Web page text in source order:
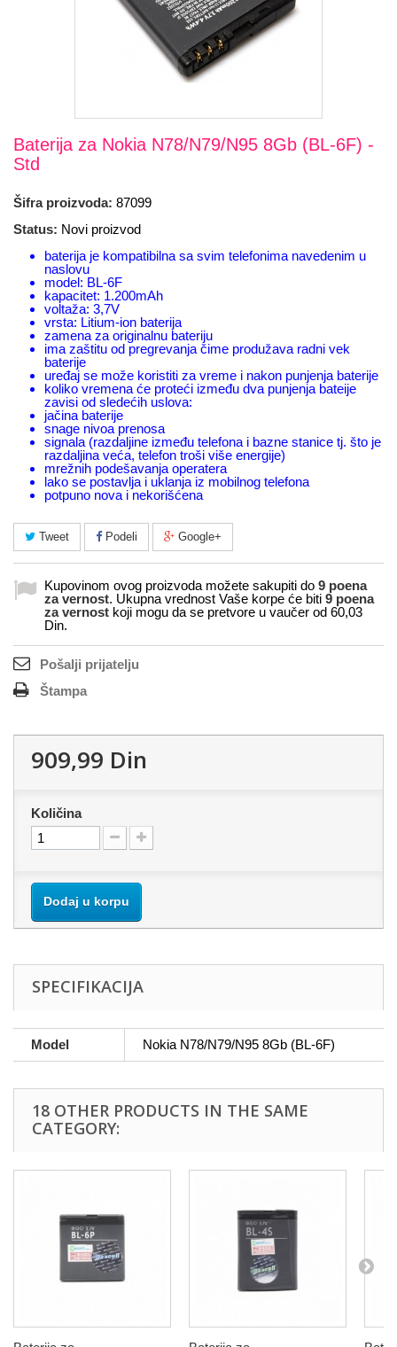
Baterija za Nokia N78/N79/N95 8Gb (BL-6F) -
Std
Šifra proizvoda: 87099
Status: Novi proizvod
baterija je kompatibilna sa svim telefonima navedenim u
naslovu
model: BL-6F
kapacitet: 1.200mAh
voltaža: 3,7V
vrsta: Litium-ion baterija
zamena za originalnu bateriju
ima zaštitu od pregrevanja čime produžava radni vek
baterije
uređaj se može koristiti za vreme i nakon punjenja baterije
koliko vremena će proteći između dva punjenja bateije
zavisi od sledećih uslova:
jačina baterije
snage nivoa prenosa
signala (razdaljine između telefona i bazne stanice tj. što je
razdaljina veća, telefon troši više energije)
mrežnih podešavanja operatera
lako se postavlja i uklanja iz mobilnog telefona
potpuno nova i nekorišćena
Tweet Podeli Google+
Kupovinom ovog proizvoda možete sakupiti do 9 poena
za vernost. Ukupna vrednost Vaše korpe će biti 9 poena
za vernost koji mogu da se pretvore u vaučer od 60,03
Din.
Pošalji prijatelju
Štampa
909,99 Din
Količina
Dodaj u korpu
SPECIFIKACIJA
Model Nokia N78/N79/N95 8Gb (BL-6F)
18 OTHER PRODUCTS IN THE SAME
CATEGORY: